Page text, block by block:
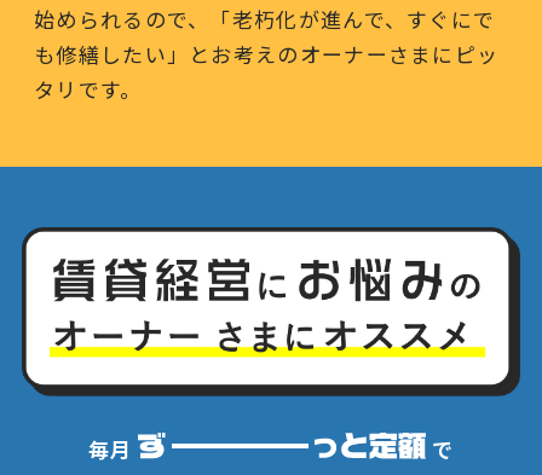
始められるので、「老朽化が進んで、すぐにで
も修繕したい」とお考えのオーナーさまにピッ
タリです。
毎月 で